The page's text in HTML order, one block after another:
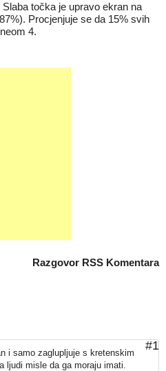
točka je upravo ekran na
Procjenjuje se da 15% svih
4.
Razgovor RSS Komentara
#1
i samo zaglupljuje s kretenskim
ljudi misle da ga moraju imati.